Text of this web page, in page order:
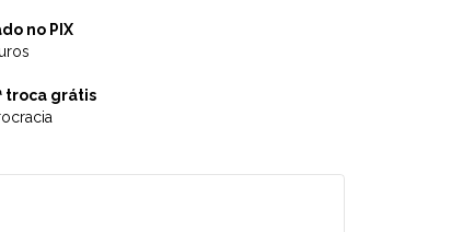
no PIX
troca grátis